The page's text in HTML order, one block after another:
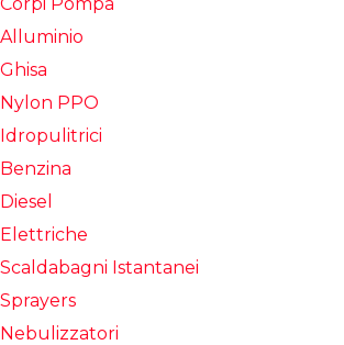
Alluminio
Ghisa
Nylon PPO
Idropulitrici
Benzina
Diesel
Elettriche
Scaldabagni Istantanei
Sprayers
Nebulizzatori